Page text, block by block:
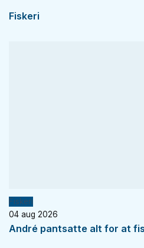
Fiskeri
Fiskeri
04 aug 2026
André pantsatte alt for at